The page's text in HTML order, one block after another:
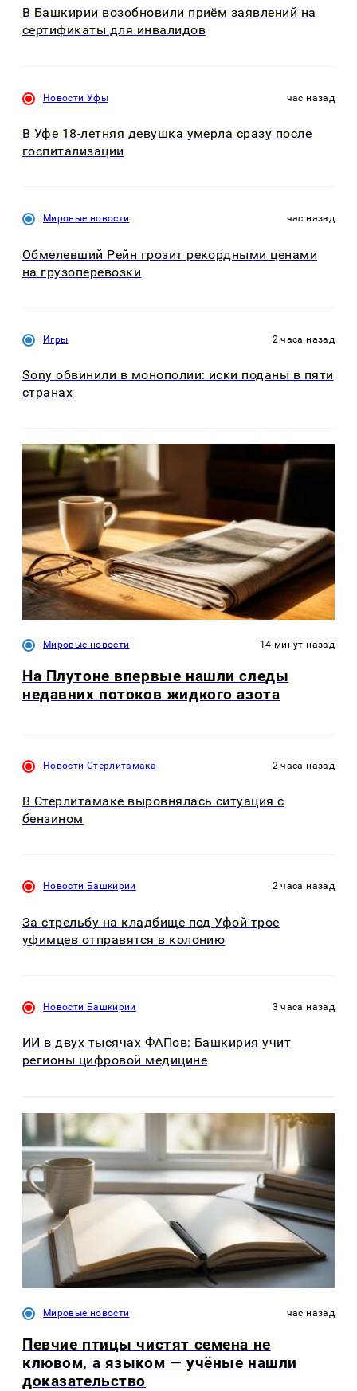
В Башкирии возобновили приём заявлений на
сертификаты для инвалидов
Новости Уфы час назад
В Уфе 18-летняя девушка умерла сразу после
госпитализации
Мировые новости час назад
Обмелевший Рейн грозит рекордными ценами
на грузоперевозки
Игры 2 часа назад
Sony обвинили в монополии: иски поданы в пяти
странах
Мировые новости 14 минут назад
На Плутоне впервые нашли следы
недавних потоков жидкого азота
Новости Стерлитамака 2 часа назад
В Стерлитамаке выровнялась ситуация с
бензином
Новости Башкирии 2 часа назад
За стрельбу на кладбище под Уфой трое
уфимцев отправятся в колонию
Новости Башкирии 3 часа назад
ИИ в двух тысячах ФАПов: Башкирия учит
регионы цифровой медицине
Мировые новости час назад
Певчие птицы чистят семена не
клювом, а языком — учёные нашли
доказательство